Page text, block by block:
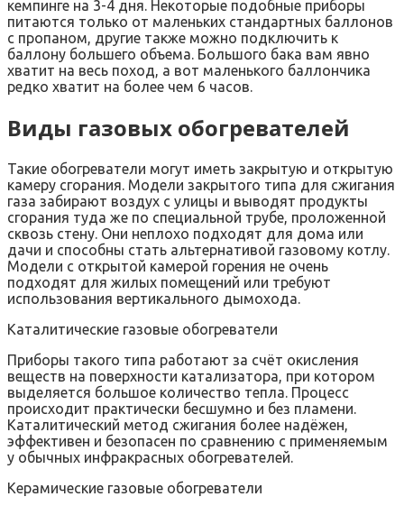
кемпинге на 3-4 дня. Некоторые подобные приборы
питаются только от маленьких стандартных баллонов
с пропаном, другие также можно подключить к
баллону большего объема. Большого бака вам явно
хватит на весь поход, а вот маленького баллончика
редко хватит на более чем 6 часов.
Виды газовых обогревателей
Такие обогреватели могут иметь закрытую и открытую
камеру сгорания. Модели закрытого типа для сжигания
газа забирают воздух с улицы и выводят продукты
сгорания туда же по специальной трубе, проложенной
сквозь стену. Они неплохо подходят для дома или
дачи и способны стать альтернативой газовому котлу.
Модели с открытой камерой горения не очень
подходят для жилых помещений или требуют
использования вертикального дымохода.
Каталитические газовые обогреватели
Приборы такого типа работают за счёт окисления
веществ на поверхности катализатора, при котором
выделяется большое количество тепла. Процесс
происходит практически бесшумно и без пламени.
Каталитический метод сжигания более надёжен,
эффективен и безопасен по сравнению с применяемым
у обычных инфракрасных обогревателей.
Керамические газовые обогреватели